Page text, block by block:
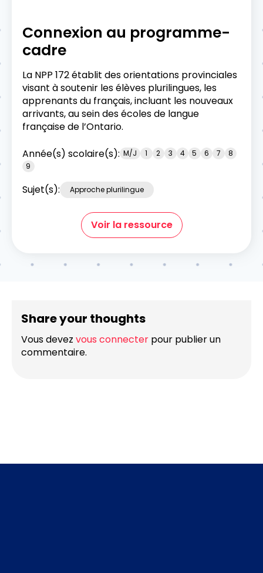
Connexion au programme-
cadre
La NPP 172 établit des orientations provinciales
visant à soutenir les élèves plurilingues, les
apprenants du français, incluant les nouveaux
arrivants, au sein des écoles de langue
française de l’Ontario.
Année(s) scolaire(s): M/J 1 2 3 4 5 6 7
8
9
Sujet(s): Approche plurilingue
Voir la ressource
Share your thoughts
Vous devez vous connecter pour publier un
commentaire.